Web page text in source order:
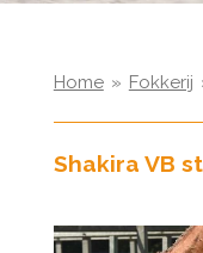
Home » Fokkerij
Shakira VB